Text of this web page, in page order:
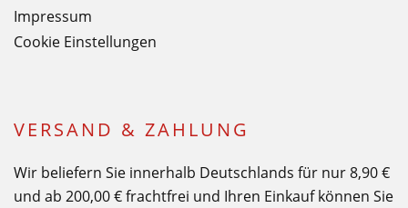
Impressum
Cookie Einstellungen
VERSAND & ZAHLUNG
Wir beliefern Sie innerhalb Deutschlands für nur 8,90 €
und ab 200,00 € frachtfrei und Ihren Einkauf können Sie